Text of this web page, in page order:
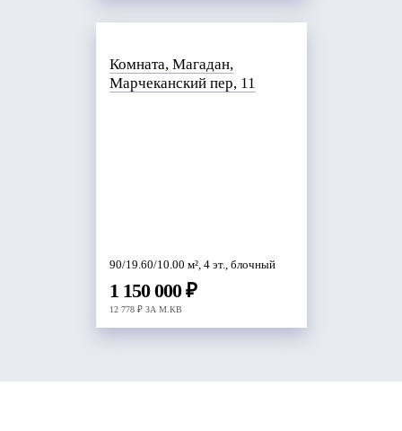
Комната, Магадан,
Марчеканский пер, 11
90/19.60/10.00 м², 4 эт., блочный
1 150 000 ₽
12 778 ₽ ЗА М.КВ